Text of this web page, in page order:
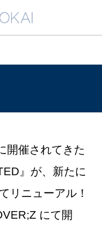
開催されてきた
』が、新たに
リニューアル！
にて開